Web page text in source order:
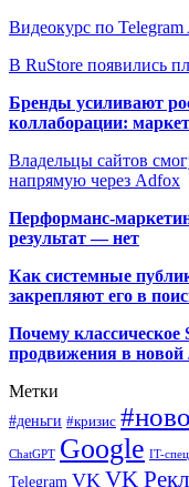
Видеокурс по
В RuStore появились
Бренды усиливают
коллаборации:
Владельцы сайтов
напрямую через Adfox
Перформанс-
результат — нет
Как системные
закрепляют его в
Почему классическое
продвижения в новой
Метки
#деньги #кризис
ChatGPT Google IT-
Telegram VK VK